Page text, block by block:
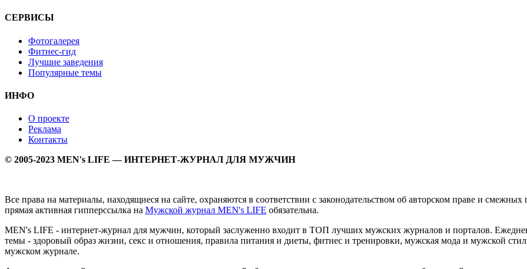
СЕРВИСЫ
Фотогалерея
Фитнес-гид
Лучшие заведения
Популярные темы
ИНФО
О проекте
Реклама
Контакты
© 2005-2023 MEN's LIFE — ИНТЕРНЕТ-ЖУРНАЛ ДЛЯ МУЖЧИН
Все права на материалы, находящиеся на сайте, охраняются в соответствии с законодательством об авторском праве и
прямая активная гипперссылка на Мужской журнал MEN's LIFE обязательна.
MEN's LIFE - интернет-журнал для мужчин, который заслуженно входит в ТОП лучших мужских журналов и порталов.
темы - здоровый образ жизни, секс и отношения, правила питания и диеты, фитнес и тренировки, мужская мода и мужской
мужском журнале.